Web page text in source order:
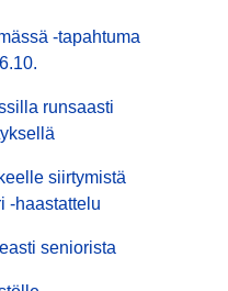
-tapahtuma
runsaasti
siirtymistä
-haastattelu
seniorista